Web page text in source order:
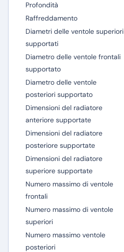
Profondità
Raffreddamento
Diametri delle ventole superiori
supportati
Diametro delle ventole frontali
supportato
Diametro delle ventole
posteriori supportato
Dimensioni del radiatore
anteriore supportate
Dimensioni del radiatore
posteriore supportate
Dimensioni del radiatore
superiore supportate
Numero massimo di ventole
frontali
Numero massimo di ventole
superiori
Numero massimo ventole
posteriori